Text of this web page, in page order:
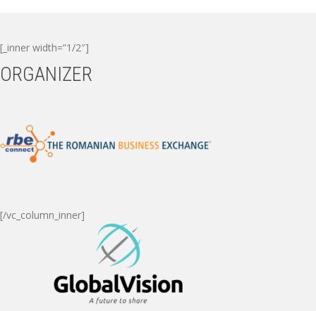
[_inner width=”1/2″]
ORGANIZER
[/vc_column_inner]